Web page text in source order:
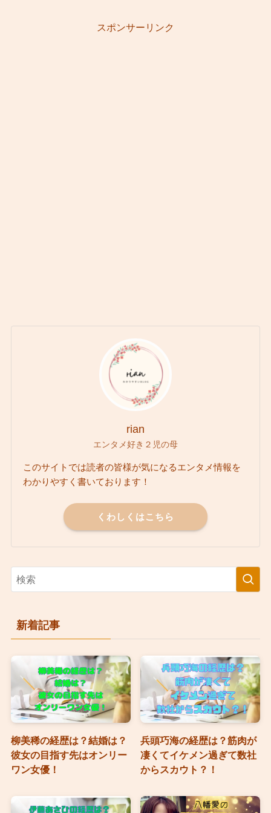
スポンサーリンク
rian
エンタメ好き２児の母
このサイトでは読者の皆様が気になるエンタメ情報を
わかりやすく書いております！
くわしくはこちら
新着記事
柳美稀の経歴は？結婚は？
彼女の目指す先はオンリー
ワン女優！
兵頭巧海の経歴は？筋肉が
凄くてイケメン過ぎて数社
からスカウト？！